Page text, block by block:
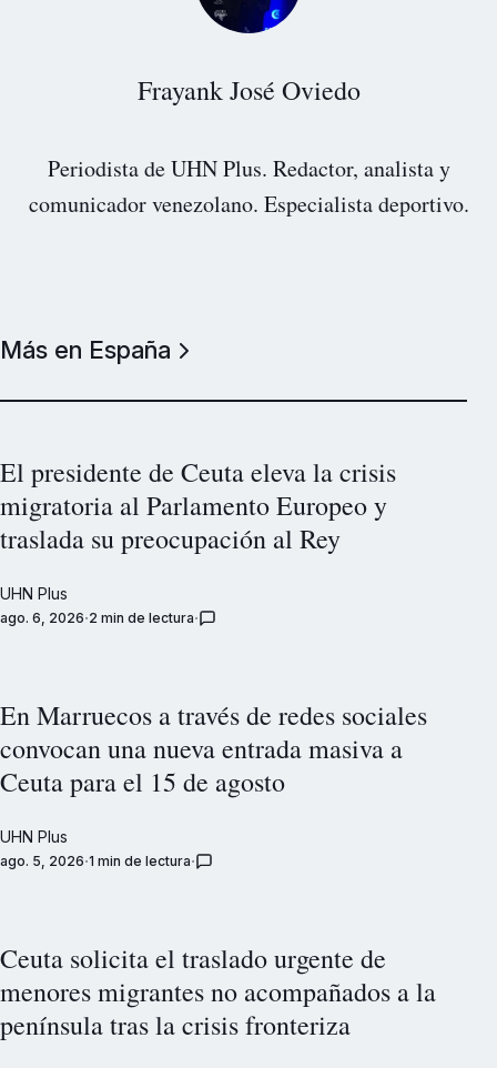
Frayank José Oviedo
Periodista de UHN Plus. Redactor, analista y
comunicador venezolano. Especialista deportivo.
Más en España
El presidente de Ceuta eleva la crisis
migratoria al Parlamento Europeo y
traslada su preocupación al Rey
UHN Plus
ago. 6, 2026 2 min de lectura
En Marruecos a través de redes sociales
convocan una nueva entrada masiva a
Ceuta para el 15 de agosto
UHN Plus
ago. 5, 2026 1 min de lectura
Ceuta solicita el traslado urgente de
menores migrantes no acompañados a la
península tras la crisis fronteriza